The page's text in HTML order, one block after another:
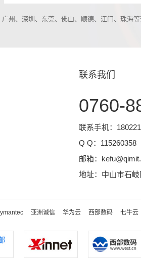
州、深圳、东莞、佛山、顺德、江门、珠海
联系我们
0760-
联系手机：
Q Q： 115260358
邮箱：
地址：中山市石
亚洲诚信 华为云 西部数码 七牛云